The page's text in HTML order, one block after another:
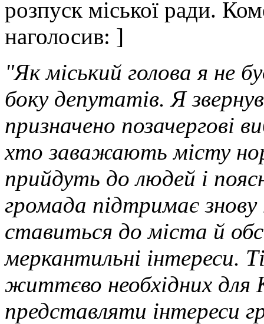
розпуск міської ради.
наголосив: ]
"Як міський голова я не
боку депутатів. Я
призначено позачергові
хто заважають місту
прийдуть до людей і
громада підтримає
ставиться до міста й
меркантильні інтереси.
життєво необхідних для
представляти інтереси